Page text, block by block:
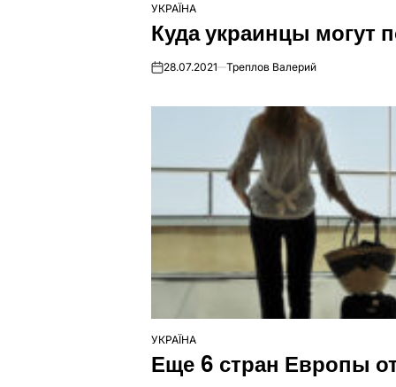
ОПУБЛІКУВАТИ
У
УКРАЇНА
Куда украинцы могут
on28.07.2021 Треплов Валерий
ОПУБЛІКУВАТИ
У
УКРАЇНА
Еще 6 стран Европы